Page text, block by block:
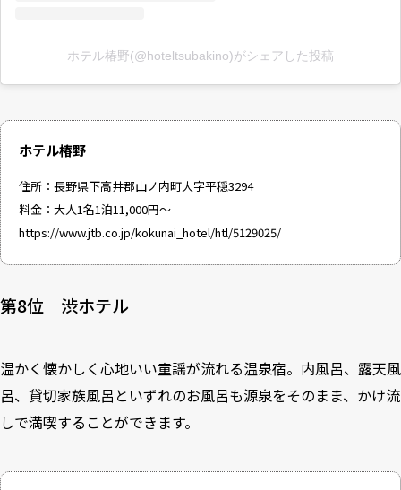
ホテル椿野(@hoteltsubakino)がシェアした投稿
ホテル椿野
住所：長野県下高井郡山ノ内町大字平穏3294
料金：大人1名1泊11,000円～
https://www.jtb.co.jp/kokunai_hotel/htl/5129025/
第8位 渋ホテル
温かく懐かしく心地いい童謡が流れる温泉宿。内風呂、露天風
呂、貸切家族風呂といずれのお風呂も源泉をそのまま、かけ流
しで満喫することができます。